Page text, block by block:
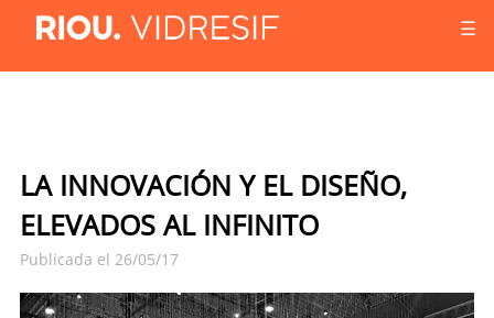
☰
LA INNOVACIÓN Y EL DISEÑO,
ELEVADOS AL INFINITO
Publicada el 26/05/17